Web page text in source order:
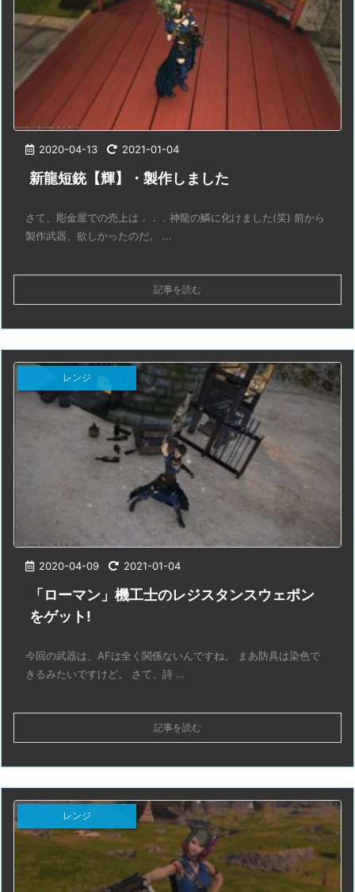
2020-04-13 2021-01-04
新龍短銃【輝】・製作しました
さて、彫金屋での売上は．．．神龍の鱗に化けました(笑) 前から
製作武器、欲しかったのだ。 ...
記事を読む
2020-04-09 2021-01-04
レンジ
「ローマン」機工士のレジスタンスウェポン
をゲット!
今回の武器は、AFは全く関係ないんですね。 まあ防具は染色で
きるみたいですけど。 さて、詩 ...
記事を読む
レンジ